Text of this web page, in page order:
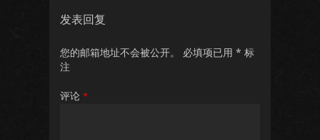
发表回复
您的邮箱地址不会被公开。 必填项已用 * 标
注
评论 *